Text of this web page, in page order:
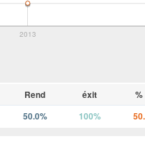
2013
Rend éxit
%
50.0% 100%